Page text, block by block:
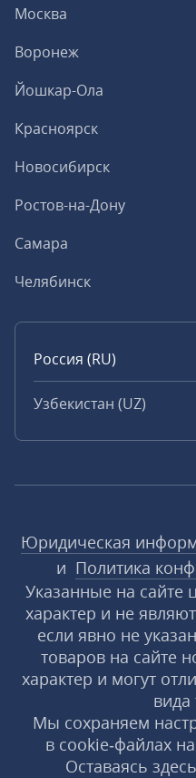
Москва
Воронеж
Йошкар-Ола
Красноярск
Новосибирск
Ростов-на-Дону
Самара
Челябинск
Россия (RU)
Узбекистан (UZ)
Юридическая
и Политика
Указанные на сайте
характер и не
если явно не
товаров на сайте
характер и могут
вида
Мы сохраняем
в cookie‑файлах
Оставаясь